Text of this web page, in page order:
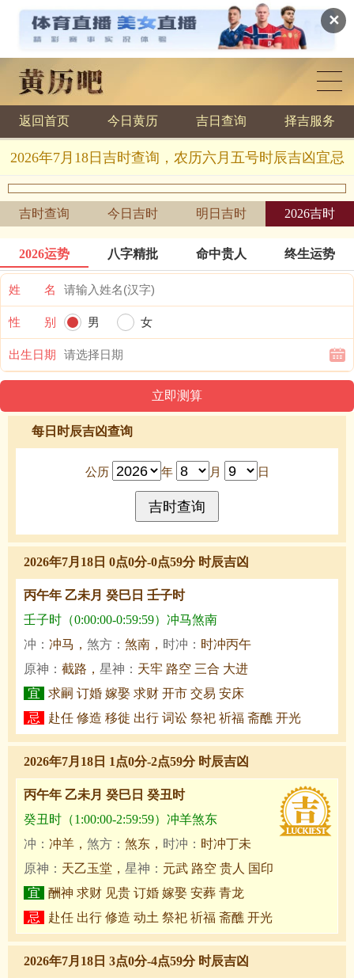
✕
黄历查询
返回首页 今日黄历 吉日查询 择吉服务
2026年7月18日吉时查询，农历六月五号时辰吉凶宜忌
吉时查询 今日吉时 明日吉时 2026吉时
2026运势 八字精批 命中贵人 终生运势
姓 名
性 别 男 女
出生日期
每日时辰吉凶查询
公历 年 月 日
2026年7月18日 0点0分-0点59分 时辰吉凶
丙午年 乙未月 癸巳日 壬子时
壬子时（0:00:00-0:59:59）冲马煞南
冲： 冲马， 煞方： 煞南， 时冲： 时冲丙午
原神： 截路， 星神： 天牢 路空 三合 大进
宜
求嗣 订婚 嫁娶 求财 开市 交易 安床
忌
赴任 修造 移徙 出行 词讼 祭祀 祈福 斋醮 开光
2026年7月18日 1点0分-2点59分 时辰吉凶
丙午年 乙未月 癸巳日 癸丑时
癸丑时（1:00:00-2:59:59）冲羊煞东
冲： 冲羊， 煞方： 煞东， 时冲： 时冲丁未
原神： 天乙玉堂， 星神： 元武 路空 贵人 国印
宜
酬神 求财 见贵 订婚 嫁娶 安葬 青龙
忌
赴任 出行 修造 动土 祭祀 祈福 斋醮 开光
2026年7月18日 3点0分-4点59分 时辰吉凶